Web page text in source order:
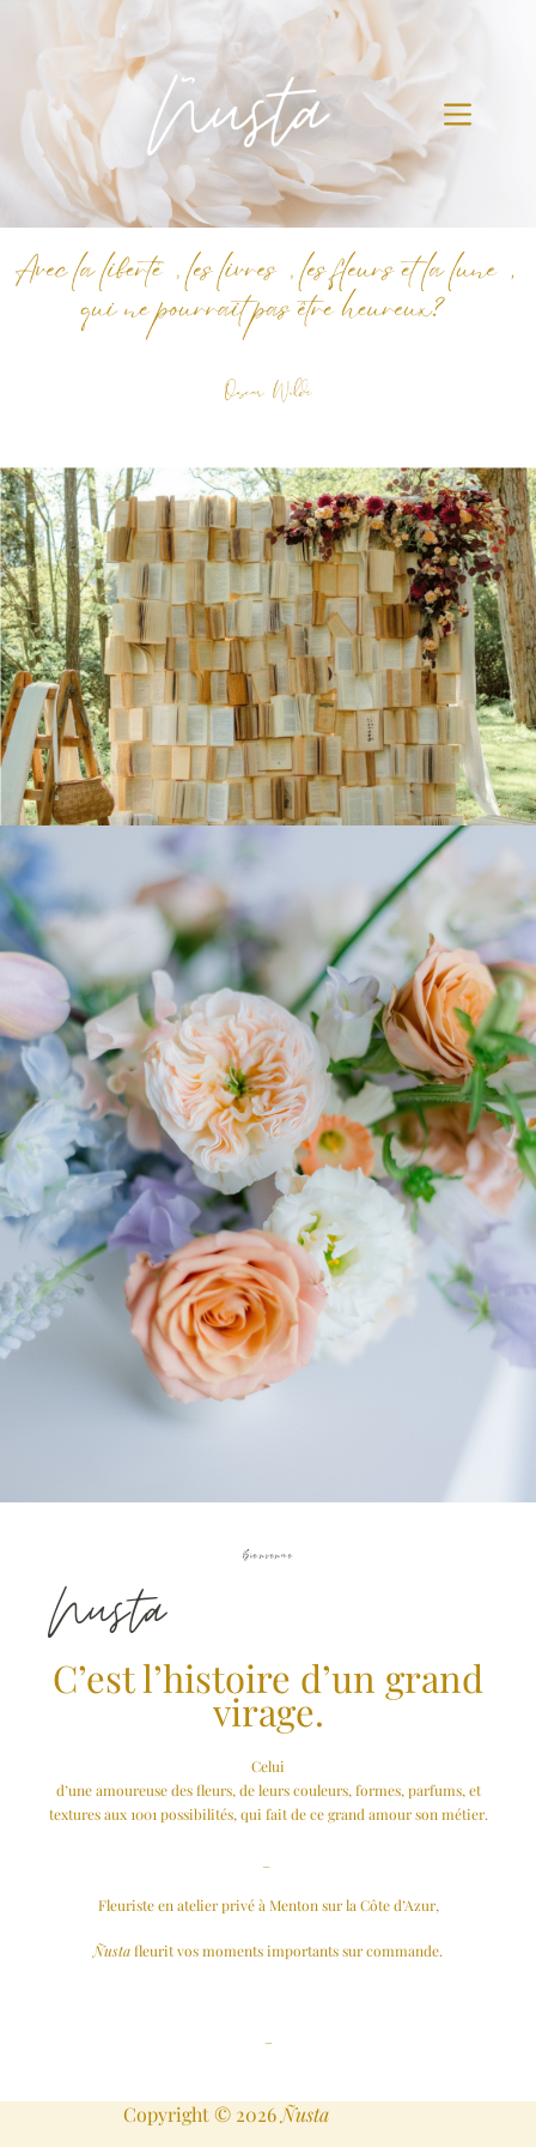
Bienvenue
Nusta
C’est l’histoire d’un grand
virage.
Celui
d’une amoureuse des fleurs, de leurs couleurs, formes, parfums, et
textures aux 1001 possibilités, qui fait de ce grand amour son métier.
Fleuriste en atelier privé à Menton sur la Côte d’Azur,
Ñustafleurit vos moments importantssur commande.
–
Copyright © 2026Ñusta